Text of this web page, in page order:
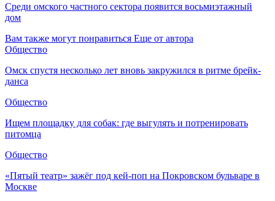
Среди омского частного сектора появится восьмиэтажный
дом
Вам также могут понравиться Еще от автора
Общество
Омск спустя несколько лет вновь закружился в ритме брейк-
данса
Общество
Ищем площадку для собак: где выгулять и потренировать
питомца
Общество
«Пятый театр» зажёг под кей-поп на Покровском бульваре в
Москве